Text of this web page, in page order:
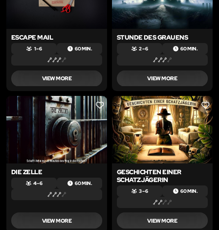
ESCAPE MAIL
1 – 6 60 MIN.
VIEW MORE
STUNDE DES GRAUENS
2 – 6 60 MIN.
VIEW MORE
LIKE
DIE ZELLE
4 – 6 60 MIN.
VIEW MORE
LIKE
GESCHICHTEN EINER
SCHATZJÄGERIN
3 – 6 60 MIN.
VIEW MORE